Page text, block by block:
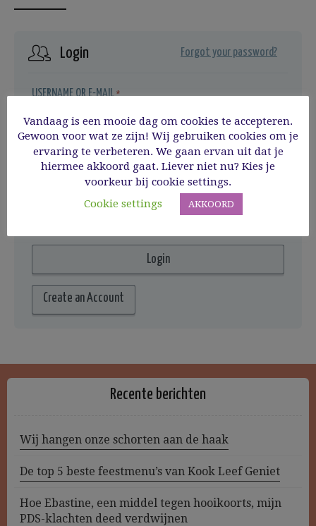
Login Forgot your password?
USERNAME OR E-MAIL *
PASSWORD *
REMEMBER ME
Create an Account
Recente berichten
Wij hangen onze schorten aan de haak
De top 5 beste feestmenu’s van Kook Leef Geniet
Hoe Ebastine, een middel tegen hooikoorts, mijn
PDS-klachten deed verdwijnen
Vandaag is een mooie dag om cookies te accepteren.
Gewoon voor wat ze zijn! Wij gebruiken cookies om je
ervaring te verbeteren. We gaan ervan uit dat je
hiermee akkoord gaat. Liever niet nu? Kies je
voorkeur bij cookie settings.
Cookie settings
AKKOORD